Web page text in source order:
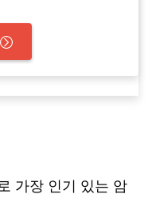
가장 인기 있는 암